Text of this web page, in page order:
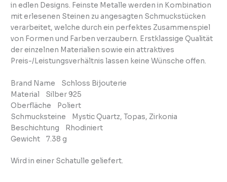
in edlen Designs. Feinste Metalle werden in Kombination
mit erlesenen Steinen zu angesagten Schmuckstücken
verarbeitet, welche durch ein perfektes Zusammenspiel
von Formen und Farben verzaubern. Erstklassige Qualität
der einzelnen Materialien sowie ein attraktives
Preis-/Leistungsverhältnis lassen keine Wünsche offen.
Brand Name Schloss Bijouterie
Material Silber 925
Oberfläche Poliert
Schmucksteine Mystic Quartz, Topas, Zirkonia
Beschichtung Rhodiniert
Gewicht 7.38 g
Wird in einer Schatulle geliefert.